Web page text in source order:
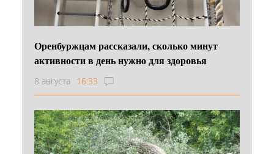
Оренбуржцам рассказали, сколько минут
активности в день нужно для здоровья
8 августа 16:33